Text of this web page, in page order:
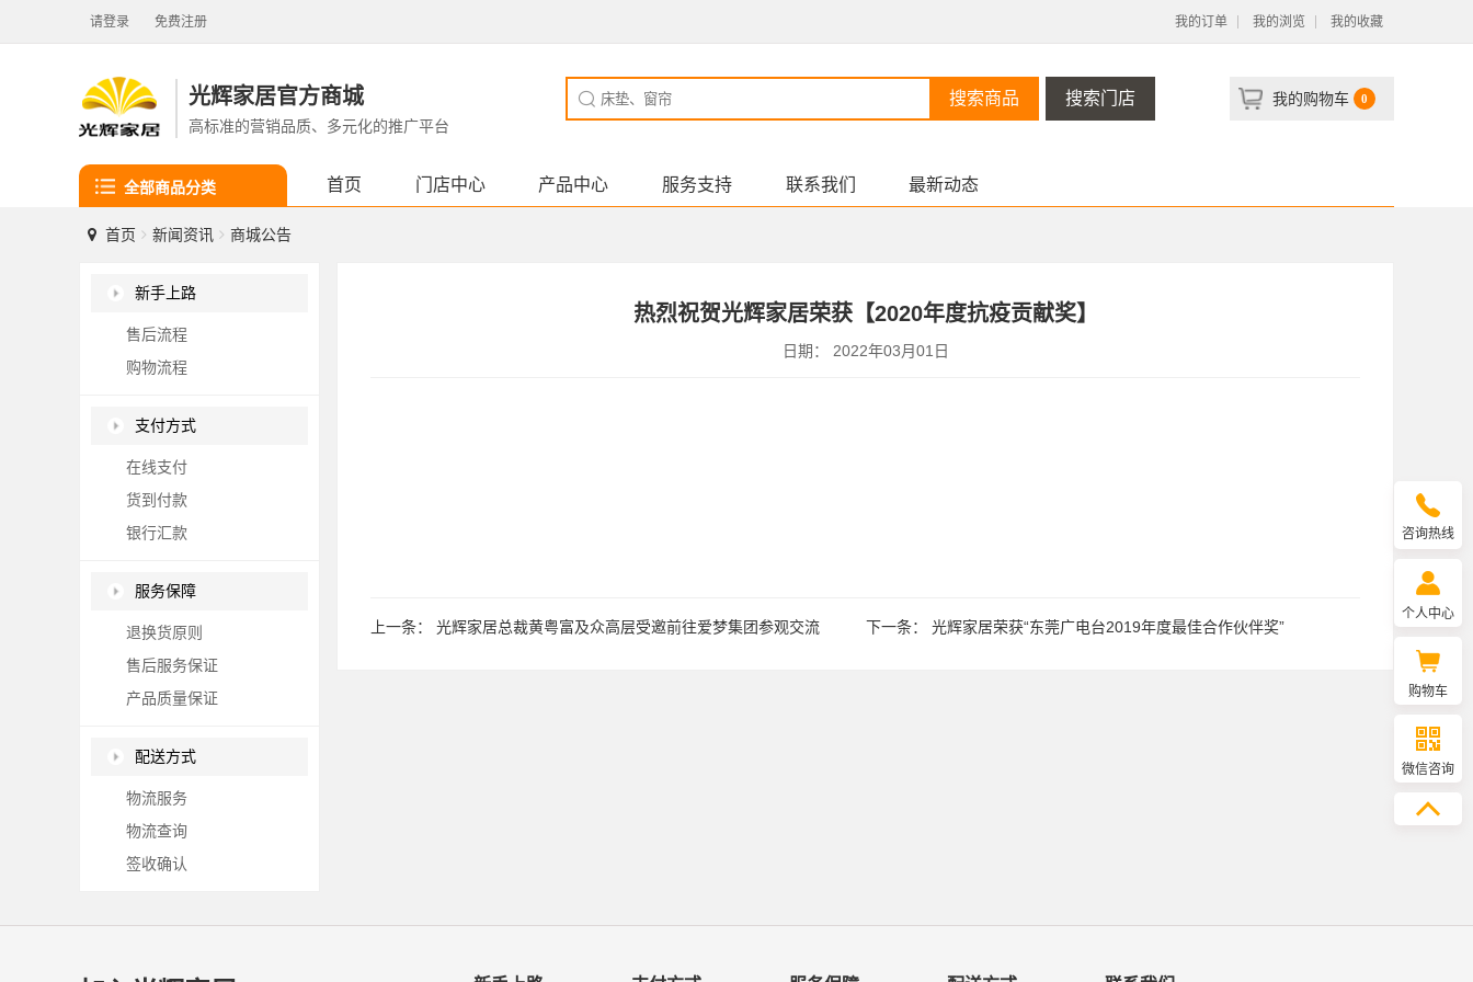
请登录 免费注册 我的订单 我的浏览 我的收藏
光辉家居官方商城
高标准的营销品质、多元化的推广平台
搜索商品 搜索门店 我的购物车 0
全部商品分类 首页 门店中心 产品中心 服务支持 联系我们 最新动态
首页 新闻资讯 商城公告
新手上路
售后流程
购物流程
支付方式
在线支付
货到付款
银行汇款
服务保障
退换货原则
售后服务保证
产品质量保证
配送方式
物流服务
物流查询
签收确认
热烈祝贺光辉家居荣获【2020年度抗疫贡献奖】
日期： 2022年03月01日
上一条： 光辉家居总裁黄粤富及众高层受邀前往爱梦集团参观交流 下一条： 光辉家居荣获“东莞广电台2019年度最佳合作伙伴奖”
咨询热线
个人中心
购物车
微信咨询